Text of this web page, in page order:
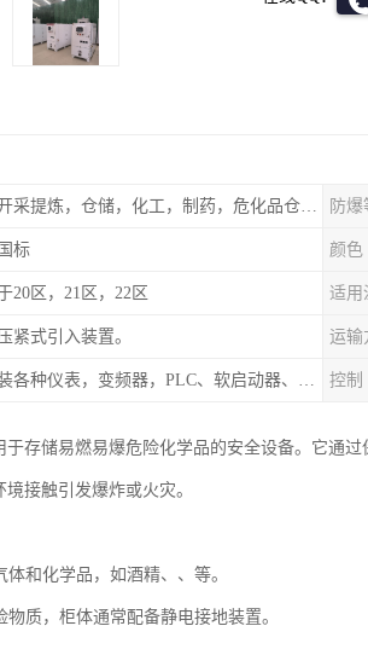
石油开采提炼，仓储，化工，制药，危化品仓库工业设施等含有易燃易爆气体的环境 防爆
标 颜色
20区，21区，22区 适用
紧式引入装置。 运输
可安装各种仪表，变频器，PLC、软启动器、触摸屏、计算机控制系统 控制
存储易燃易爆危险化学品的安全设备。它通
接触引发爆炸或火灾。
和化学品，如酒精、、等。
质，柜体通常配备静电接地装置。